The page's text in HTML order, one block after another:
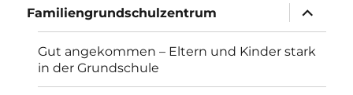
Familiengrundschulzentrum
öffnen
Gut angekommen – Eltern und Kinder stark
in der Grundschule